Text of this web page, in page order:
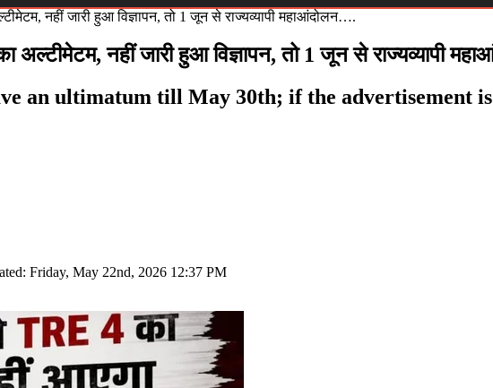
नहीं जारी हुआ विज्ञापन, तो 1 जून से राज्यव्यापी महाआंदोलन….
अल्टीमेटम, नहीं जारी हुआ विज्ञापन, तो 1 जून से राज्यव्यापी
an ultimatum till May 30th; if the advertisement is
Friday, May 22nd, 2026 12:37 PM